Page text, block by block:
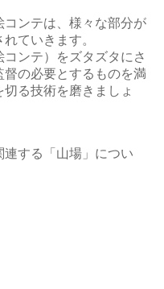
ンテは、様々な部分が
ていきます。
ンテ）をズタズタにさ
の必要とするものを満
る技術を磨きましょ
する「山場」につい